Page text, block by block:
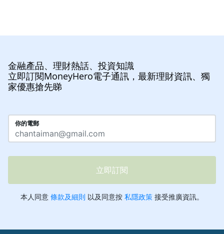
金融產品、理財熱話、投資知識
立即訂閱MoneyHero電子通訊，最新理財資訊、獨
家優惠搶先睇